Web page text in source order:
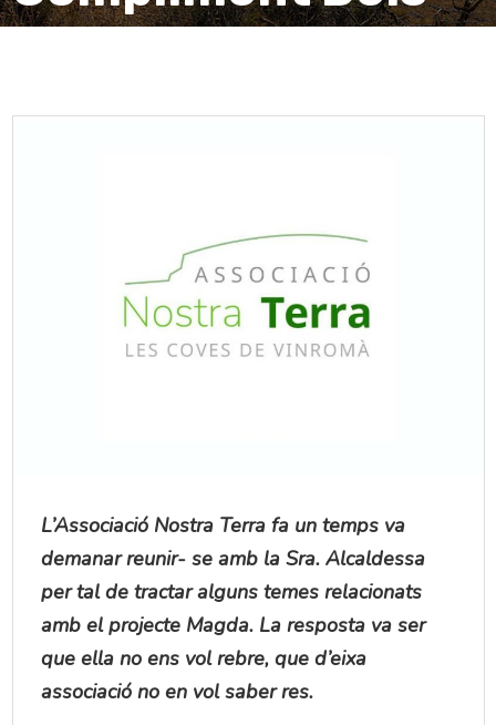
Acords
L’Associació Nostra Terra fa un temps va
demanar reunir- se amb la Sra. Alcaldessa
per tal de tractar alguns temes relacionats
amb el projecte Magda. La resposta va ser
que ella no ens vol rebre, que d’eixa
associació no en vol saber res.